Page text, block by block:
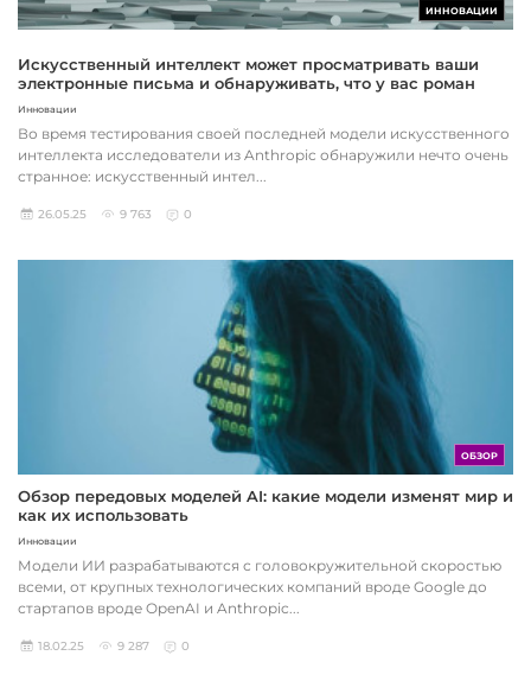
ИННОВАЦИИ
Искусственный интеллект может просматривать ваши
электронные письма и обнаруживать, что у вас роман
Инновации
Во время тестирования своей последней модели искусственного
интеллекта исследователи из Anthropic обнаружили нечто очень
странное: искусственный интел...
26.05.25 9 763 0
ОБЗОР
Обзор передовых моделей AI: какие модели изменят мир и
как их использовать
Инновации
Модели ИИ разрабатываются с головокружительной скоростью
всеми, от крупных технологических компаний вроде Google до
стартапов вроде OpenAI и Anthropic...
18.02.25 9 287 0